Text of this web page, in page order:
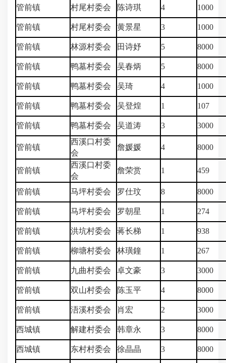
管前镇 村尾村委会 陈诗琪 4 1000
管前镇 村尾村委会 黄景星 3 1000
管前镇 林源村委会 田诗妤 5 8000
管前镇 鸭墓村委会 吴春炳 5 8000
管前镇 鸭墓村委会 吴琦 4 1000
管前镇 鸭墓村委会 吴登煌 1 107
管前镇 鸭墓村委会 吴道涛 3 3000
管前镇
西溪口村委
会
詹媛媛 4 8000
管前镇
西溪口村委
会
詹荣赏 1 459
管前镇 马坪村委会 罗仕玟 8 8000
管前镇 马坪村委会 罗朝星 1 274
管前镇 洪坑村委会 蒋长梯 1 938
管前镇 柳塘村委会 林璜鐘 1 267
管前镇 九曲村委会 卓文豪 3 3000
管前镇 双山村委会 陈玉平 4 8000
管前镇 浯溪村委会 肖宏 2 3000
西城镇 解建村委会 韩章永 3 8000
西城镇 东村村委会 徐晶晶 3 8000